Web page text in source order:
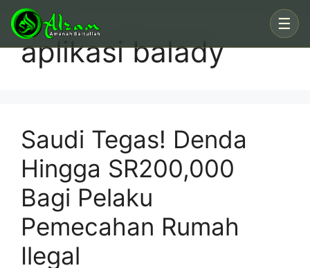
☰
Skip
contentaplikasi balady
Saudi Tegas! Denda
Hingga SR200,000
Bagi Pelaku
Pemecahan Rumah
Ilegal